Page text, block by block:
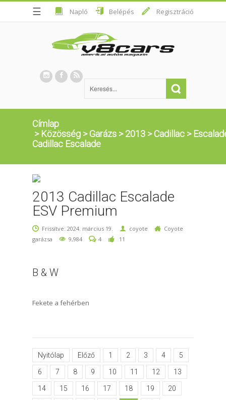
☰ Napló Belépés Regisztráció
Címlap
> Közösség >Garázs >2013 >Cadillac >
Cadillac Escalade
2013 Cadillac Escalade
ESV Premium
Frissítve: 2024. március 19. coyote
Coyote
garázsa
9,984 4 11
B & W
Fekete a fehérben
Nyitólap Előző 1 2 3 4 5
6 7 8 9 10 11 12 13
14 15 16 17 18 19 20